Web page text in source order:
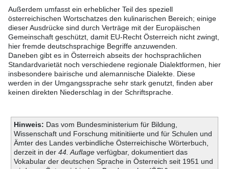
Außerdem umfasst ein erheblicher Teil des speziell
österreichischen Wortschatzes den kulinarischen Bereich; einige
dieser Ausdrücke sind durch Verträge mit der Europäischen
Gemeinschaft geschützt, damit EU-Recht Österreich nicht zwingt,
hier fremde deutschsprachige Begriffe anzuwenden.
Daneben gibt es in Österreich abseits der hochsprachlichen
Standardvarietät noch verschiedene regionale Dialektformen, hier
insbesondere bairische und alemannische Dialekte. Diese
werden in der Umgangssprache sehr stark genutzt, finden aber
keinen direkten Niederschlag in der Schriftsprache.
Hinweis: Das vom Bundesministerium für Bildung,
Wissenschaft und Forschung mitinitiierte und für Schulen und
Ämter des Landes verbindliche Österreichische Wörterbuch,
derzeit in der 44. Auflageverfügbar, dokumentiert das
Vokabular der deutschen Sprache in Österreich seit 1951 und